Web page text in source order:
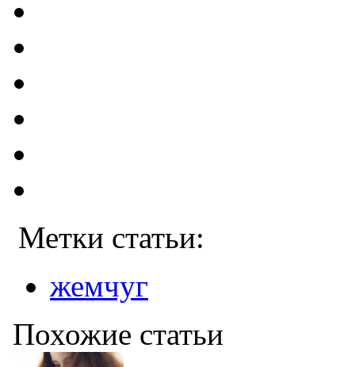
Метки статьи:
жемчуг
Похожие статьи